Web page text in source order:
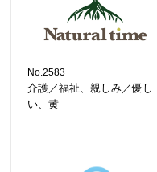
No.2583
介護／福祉、親しみ／優し
い、黄